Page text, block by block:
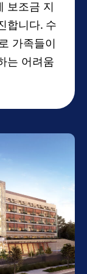
보조금 지
합니다. 수
가족들이
는 어려움